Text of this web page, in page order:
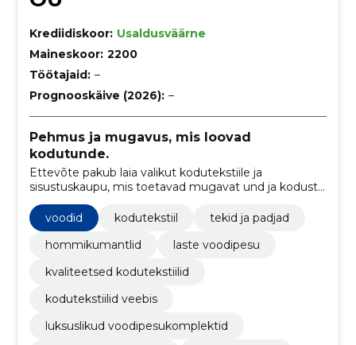
Krediidiskoor: Usaldusväärne
Maineskoor: 2200
Töötajaid: –
Prognooskäive (2026): –
Pehmus ja mugavus, mis loovad
kodutunde.
Ettevõte pakub laia valikut kodutekstiile ja
sisustuskaupu, mis toetavad mugavat und ja kodust
heaolu. Valikus on kvaliteetsed tooted igapäevaseks
kasutamiseks, keskendudes praktilisusele ja
vastupidavusele.
voodid kodutekstiil
tekid ja padjad
hommikumantlid
laste voodipesu
kvaliteetsed kodutekstiilid
kodutekstiilid veebis
luksuslikud voodipesukomplektid